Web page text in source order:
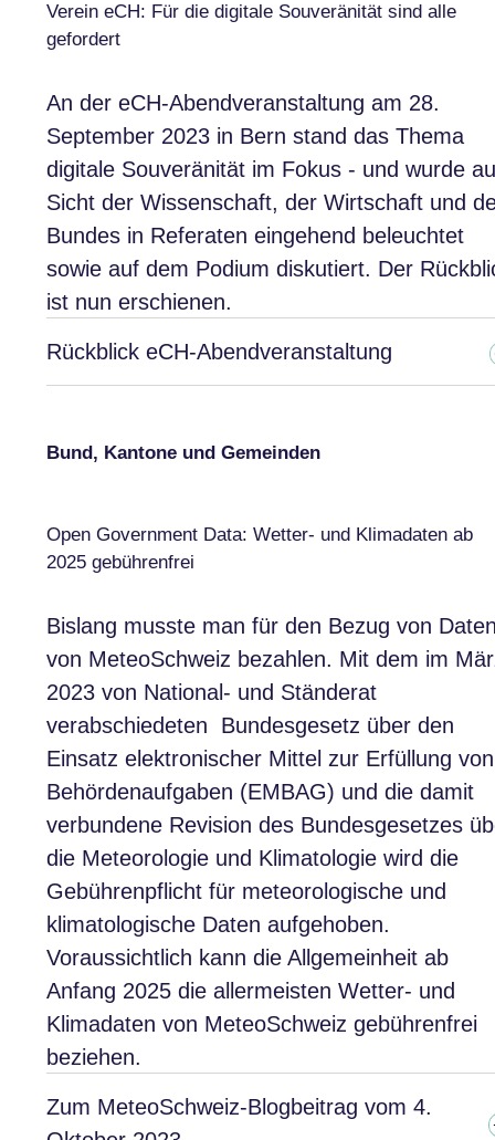
Verein eCH: Für die digitale Souveränität sind alle
gefordert
An der eCH-Abendveranstaltung am 28.
September 2023 in Bern stand das Thema
digitale Souveränität im Fokus - und wurde
Sicht der Wissenschaft, der Wirtschaft und
Bundes in Referaten eingehend beleuchtet
sowie auf dem Podium diskutiert. Der
ist nun erschienen.
Rückblick eCH-Abendveranstaltung
Bund, Kantone und Gemeinden
Open Government Data: Wetter- und Klimadaten ab
2025 gebührenfrei
Bislang musste man für den Bezug von
von MeteoSchweiz bezahlen. Mit dem im
2023 von National- und Ständerat
verabschiedeten Bundesgesetz über den
Einsatz elektronischer Mittel zur Erfüllung von
Behördenaufgaben (EMBAG) und die damit
verbundene Revision des Bundesgesetzes
die Meteorologie und Klimatologie wird die
Gebührenpflicht für meteorologische und
klimatologische Daten aufgehoben.
Voraussichtlich kann die Allgemeinheit ab
Anfang 2025 die allermeisten Wetter- und
Klimadaten von MeteoSchweiz gebührenfrei
beziehen.
Zum MeteoSchweiz-Blogbeitrag vom 4.